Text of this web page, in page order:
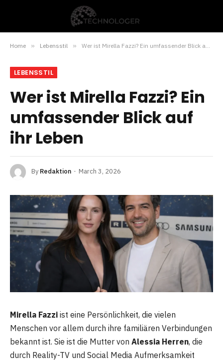
Home » Lebensstil » Wer ist Mirella Fazzi? Ein umfassender Blick auf ihr Leben
LEBENSSTIL
Wer ist Mirella Fazzi? Ein
umfassender Blick auf
ihr Leben
By Redaktion March 3, 2026
Mirella Fazzi ist eine Persönlichkeit, die vielen
Menschen vor allem durch ihre familiären Verbindungen
bekannt ist. Sie ist die Mutter von Alessia Herren, die
durch Reality-TV und Social Media Aufmerksamkeit